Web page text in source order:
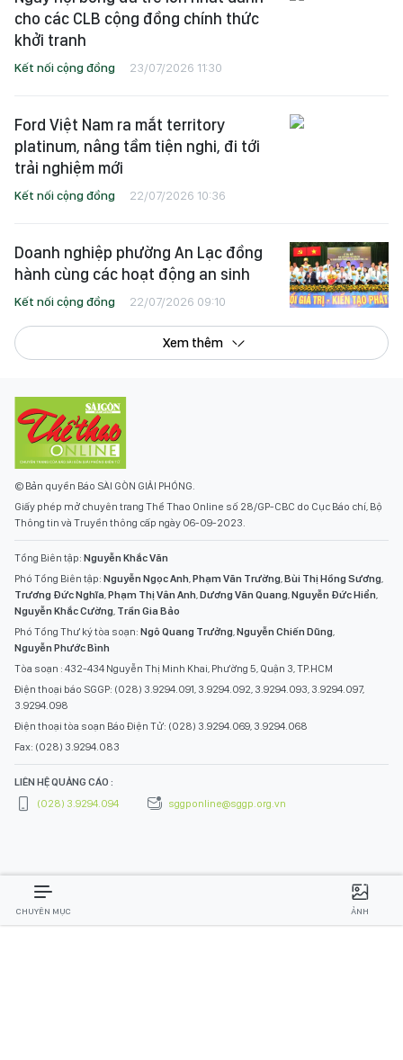
cho các CLB cộng đồng chính thức
khởi tranh
Kết nối cộng đồng 23/07/2026 11:30
Ford Việt Nam ra mắt territory
platinum, nâng tầm tiện nghi, đi tới
trải nghiệm mới
Kết nối cộng đồng 22/07/2026 10:36
Doanh nghiệp phường An Lạc đồng
hành cùng các hoạt động an sinh
Kết nối cộng đồng 22/07/2026 09:10
Xem thêm
© Bản quyền Báo SÀI GÒN GIẢI PHÓNG.
Giấy phép mở chuyên trang Thể Thao Online số 28/GP-CBC do Cục Báo chí, Bộ
Thông tin và Truyền thông cấp ngày 06-09-2023.
Tổng Biên tập: Nguyễn Khắc Văn
Phó Tổng Biên tập: Nguyễn Ngọc Anh,Phạm Văn Trường,Bùi Thị Hồng Sương,
Trương Đức Nghĩa,Phạm Thị Vân Anh,Dương Văn Quang,Nguyễn Đức Hiển,
Nguyễn Khắc Cường, Trần Gia Bảo
Phó Tổng Thư ký tòa soạn: Ngô Quang Trưởng,Nguyễn Chiến Dũng,
Nguyễn Phước Bình
Tòa soạn : 432-434 Nguyễn Thị Minh Khai, Phường 5, Quận 3, TP.HCM
Điện thoại báo SGGP: (028) 3.9294.091, 3.9294.092, 3.9294.093, 3.9294.097,
3.9294.098
Điện thoại tòa soạn Báo Điện Tử: (028) 3.9294.069, 3.9294.068
Fax: (028) 3.9294.083
LIÊN HỆ QUẢNG CÁO :
(028) 3.9294.094
sggponline@sggp.org.vn
CHUYÊN MỤC ẢNH